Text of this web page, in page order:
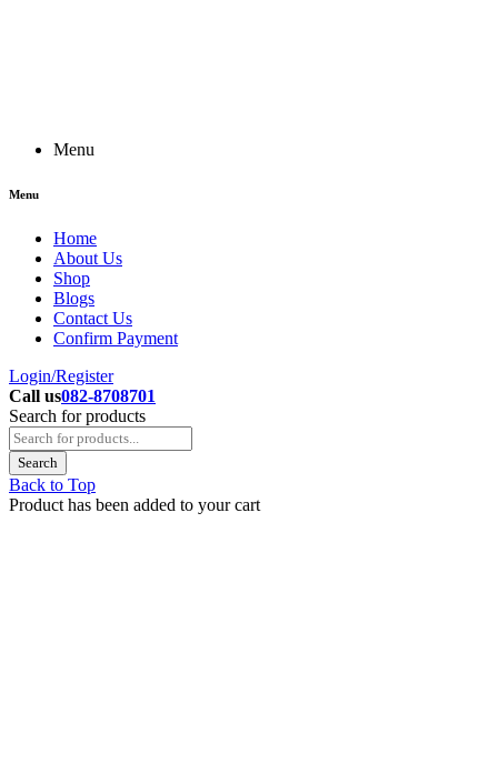
Menu
Menu
Home
About Us
Shop
Blogs
Contact Us
Confirm Payment
Login/Register
Call us082-8708701
Search for products
Back to Top
Product has been added to your cart